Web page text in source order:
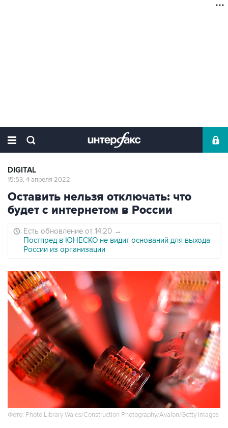
DIGITAL
15:53, 4 апреля 2022
Оставить нельзя отключать: что
будет с интернетом в России
Есть обновление от 14:20 →
Постпред в ЮНЕСКО не видит оснований для выхода
России из организации
Фото: Photo Library Wales/Construction Photography/Avalon/Getty Images